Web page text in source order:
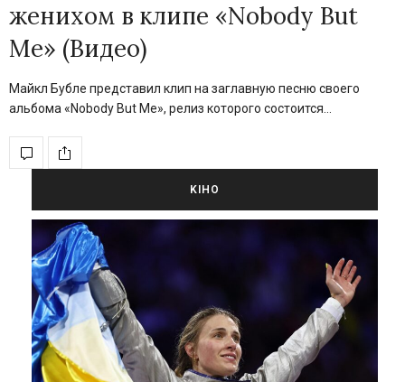
женихом в клипе «Nobody But
Me» (Видео)
Майкл Бубле представил клип на заглавную песню своего
альбома «Nobody But Me», релиз которого состоится…
KIНО